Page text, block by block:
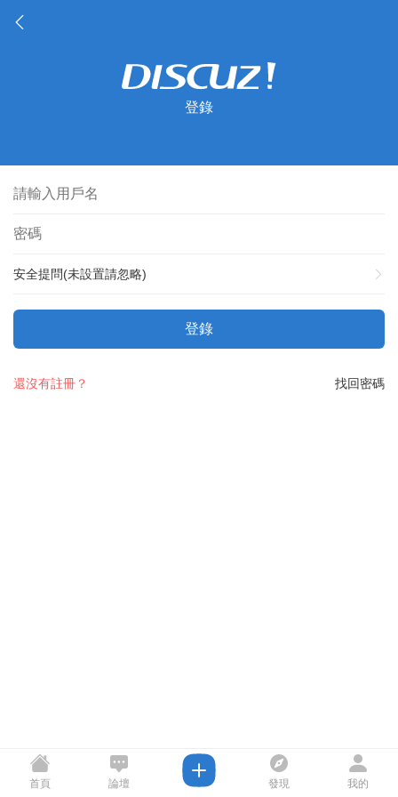
登錄
安全提問(未設置請忽略)
登錄
找回密碼
還沒有註冊？
首頁 論壇 發現 我的